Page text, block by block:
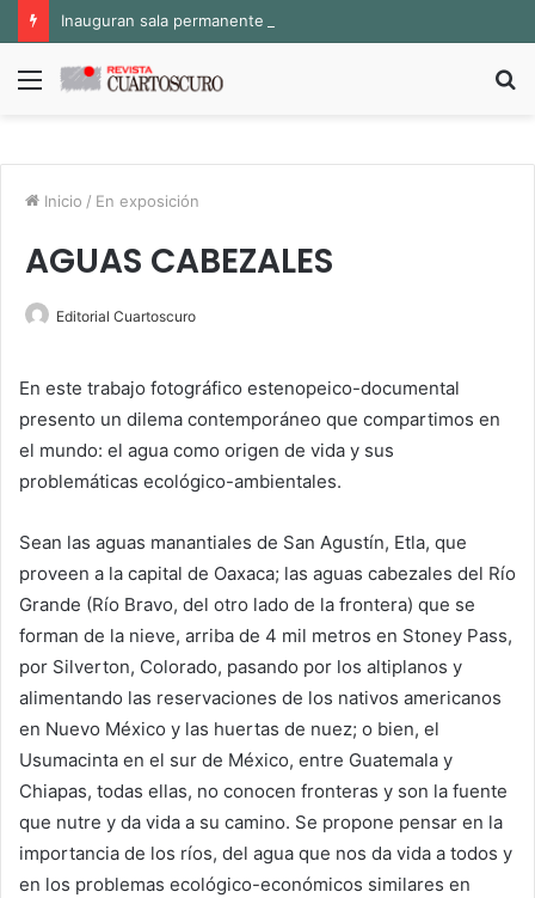
Menú
Inicio / En exposición
AGUAS CABEZALES
Editorial Cuartoscuro
En este trabajo fotográfico estenopeico-documental
presento un dilema contemporáneo que compartimos en
el mundo: el agua como origen de vida y sus
problemáticas ecológico-ambientales.
Sean las aguas manantiales de San Agustín, Etla, que
proveen a la capital de Oaxaca; las aguas cabezales del Río
Grande (Río Bravo, del otro lado de la frontera) que se
forman de la nieve, arriba de 4 mil metros en Stoney Pass,
por Silverton, Colorado, pasando por los altiplanos y
alimentando las reservaciones de los nativos americanos
en Nuevo México y las huertas de nuez; o bien, el
Usumacinta en el sur de México, entre Guatemala y
Chiapas, todas ellas, no conocen fronteras y son la fuente
que nutre y da vida a su camino. Se propone pensar en la
importancia de los ríos, del agua que nos da vida a todos y
en los problemas ecológico-económicos similares en